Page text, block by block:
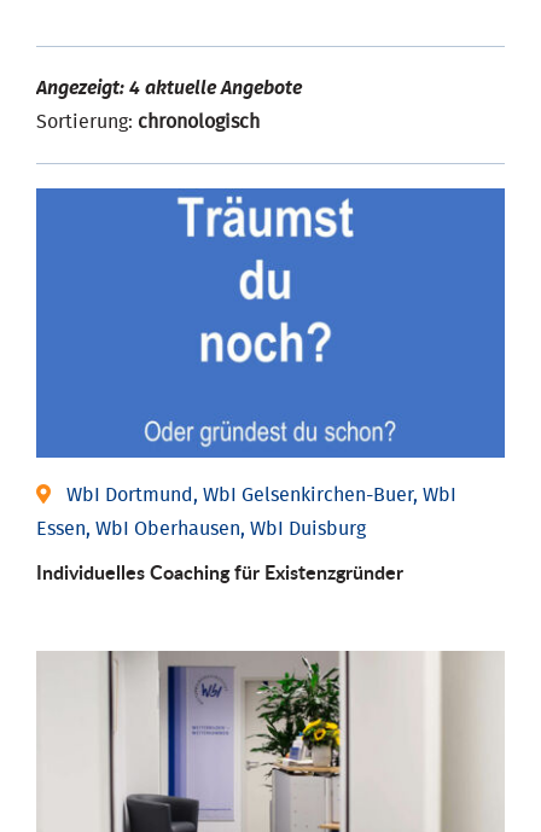
Angezeigt: 4 aktuelle Angebote
Sortierung: chronologisch
WbI Dortmund, WbI Gelsenkirchen-Buer, WbI
Essen, WbI Oberhausen, WbI Duisburg
Individu­elles Coaching für Existenz­gründer